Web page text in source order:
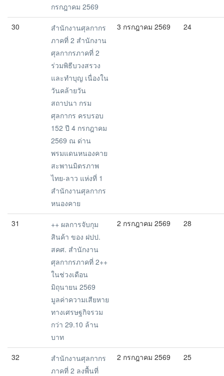
กรกฎาคม 2569
30
สำนักงานศุลกากร
ภาคที่ 2 สำนักงาน
ศุลกากรภาคที่ 2
ร่วมพิธีบวงสรวง
และทำบุญ เนื่องใน
วันคล้ายวัน
สถาปนา กรม
ศุลกากร ครบรอบ
152 ปี 4 กรกฎาคม
2569 ณ ด่าน
พรมแดนหนองคาย
สะพานมิตรภาพ
ไทย-ลาว แห่งที่ 1
สำนักงานศุลกากร
หนองคาย
3 กรกฎาคม 2569 24
31
++ ผลการจับกุม
สินค้า ของ ฝปป.
สคศ. สำนักงาน
ศุลกากรภาคที่ 2++
ในช่วงเดือน
มิถุนายน 2569
มูลค่าความเสียหาย
ทางเศรษฐกิจรวม
กว่า 29.10 ล้าน
บาท
2 กรกฎาคม 2569 28
32
สำนักงานศุลกากร
ภาคที่ 2 ลงพื้นที่
2 กรกฎาคม 2569 25